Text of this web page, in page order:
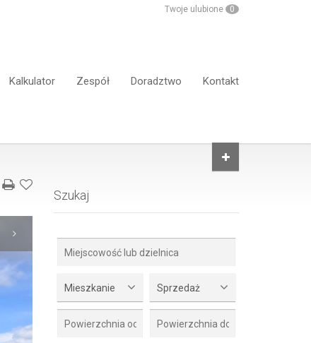
Twoje ulubione 0
Kalkulator Zespół Doradztwo Kontakt
Szukaj
Mieszkanie Sprzedaż